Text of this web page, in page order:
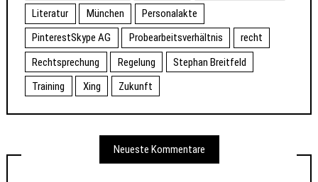
Literatur
München
Personalakte
PinterestSkype AG
Probearbeitsverhältnis
recht
Rechtsprechung
Regelung
Stephan Breitfeld
Training
Xing Zukunft
Neueste Kommentare